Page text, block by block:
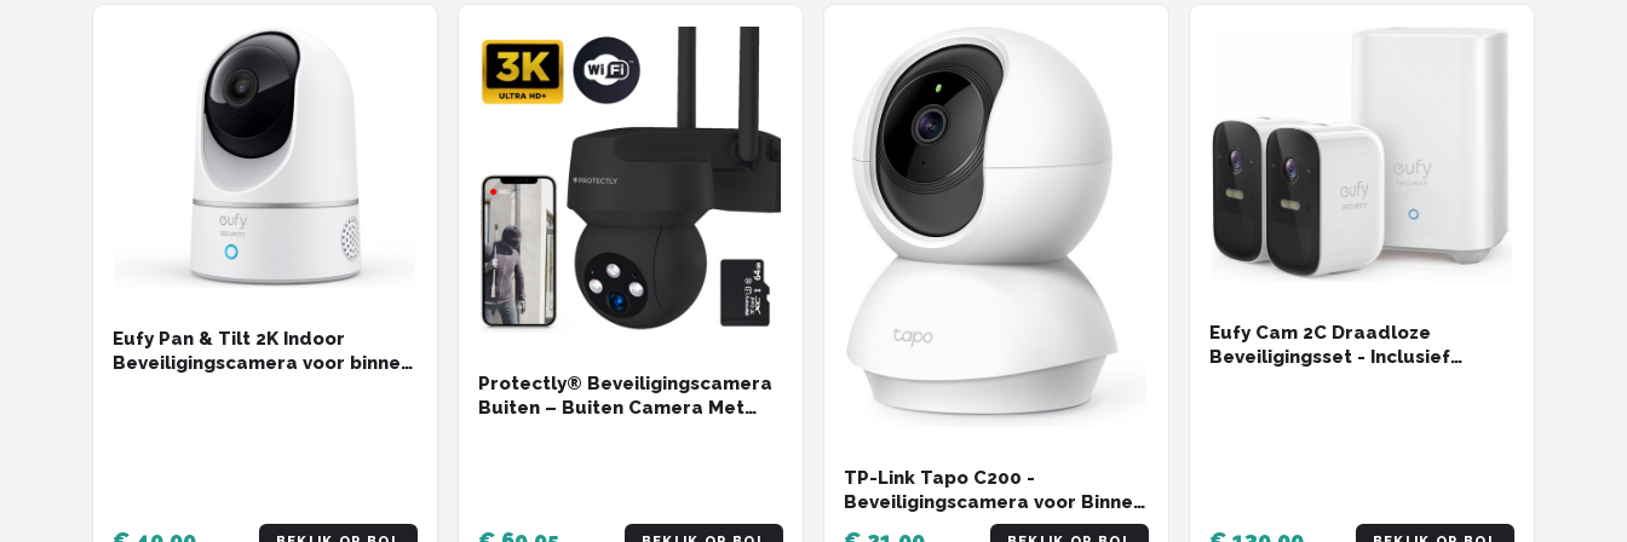
Eufy Pan & Tilt 2K Indoor
Beveiligingscamera voor binnen
Protectly® Beveiligingscamera
Buiten – Buiten Camera Met
TP-Link Tapo C200 -
Beveiligingscamera voor Binnen
- 1080P Pan / Tilt Home
Eufy Cam 2C Draadloze
Beveiligingsset - Inclusief